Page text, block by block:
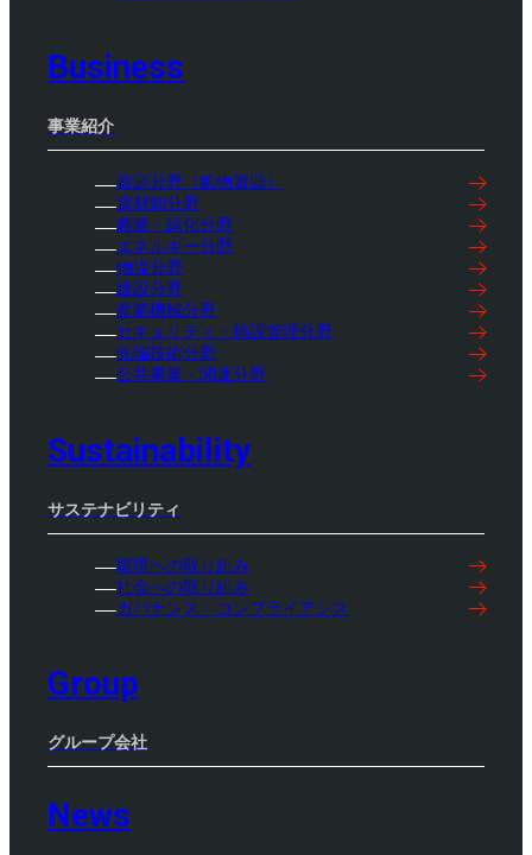
Business
事業紹介
資源分野（鉱物資源）
資材卸分野
農業・緑化分野
エネルギー分野
物流分野
建設分野
産業機械分野
セキュリティ・施設管理分野
先端技術分野
公共事業・関連分野
Sustainability
サステナビリティ
環境への取り組み
社会への取り組み
ガバナンス・コンプライアンス
Group
グループ会社
News